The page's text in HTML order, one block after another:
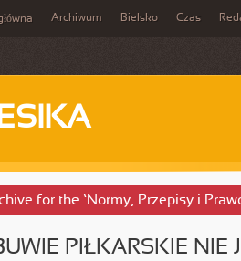
Archiwum Bielsko Czas
for the ‘Normy, Przepisy i
PIŁKARSKIE NIE